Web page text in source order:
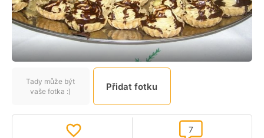
Tady může být
vaše fotka :)
Přidat fotku
7